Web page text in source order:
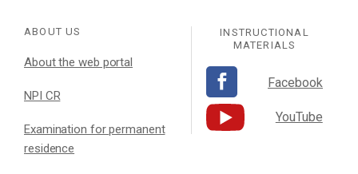
ABOUT US
About the web portal
NPI CR
Examination for permanent
residence
INSTRUCTIONAL
MATERIALS
Facebook
YouTube